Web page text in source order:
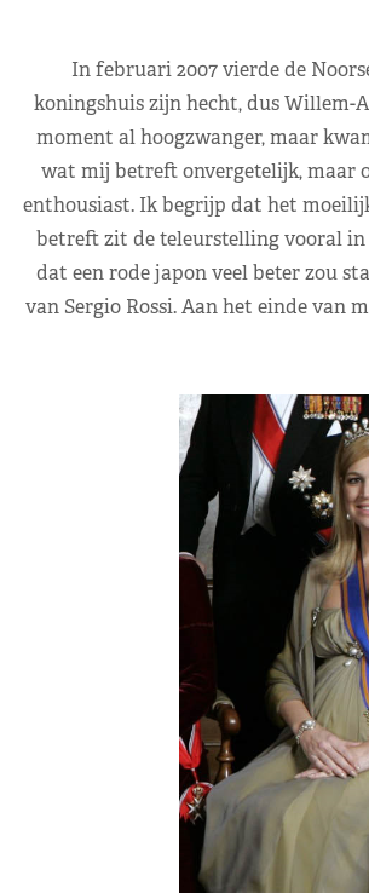
In februari 2007 vierde de
koningshuis zijn hecht, dus
moment al hoogzwanger, maar
wat mij betreft onvergetelijk, maar
enthousiast. Ik begrijp dat het
betreft zit de teleurstelling vooral in
dat een rode japon veel beter zou
van Sergio Rossi. Aan het einde van